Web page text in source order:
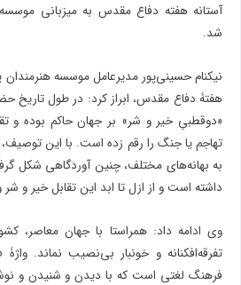
آستانه هفته دفاع مقدس به میزبانی
شد.
نیکنام حسینی‌پور مدیرعامل موسسه
هفتۀ دفاع مقدس، ابراز کرد: در طول تاریخ
«دوقطبیِ خیر و شر» بر جهان حاکم بوده و
تهاجم یا جنگ را رقم زده است. با این
به بهانه‌های مختلف، چنین آوردگاهی شکل
داشته است و از ازل تا ابد این تقابل خیر و
وی ادامه داد: همراستا با جهان معاصر،
تفرقه‌افکنانه و خونبار بی‌نصیب نماند.
فرهنگ لغتی است که با دیدن و شنیدن و